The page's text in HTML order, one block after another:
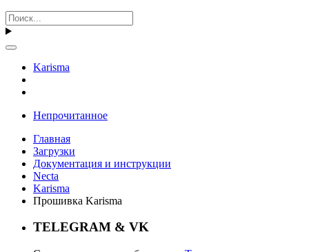
Karisma
Непрочитанное
Главная
Загрузки
Документация и инструкции
Necta
Karisma
Прошивка Karisma
TELEGRAM & VK